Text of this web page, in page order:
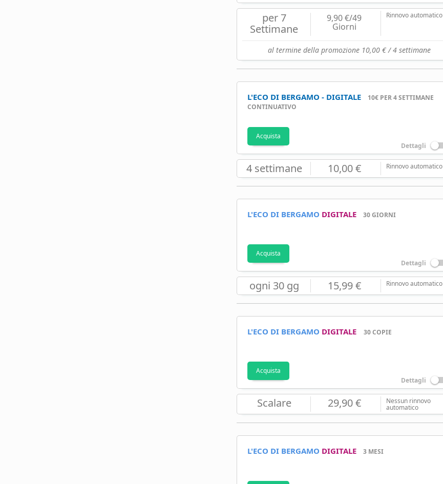
per 7
Settimane
9,90 €/49
Giorni
Rinnovo automatico
al termine della promozione 10,00 € / 4 settimane
L'ECO DI BERGAMO - DIGITALE
10€ PER 4 SETTIMANE
CONTINUATIVO
Acquista
Dettagli
4 settimane 10,00 € Rinnovo automatico
L'ECO DI BERGAMO DIGITALE 30 GIORNI
Acquista
Dettagli
ogni 30 gg 15,99 € Rinnovo automatico
L'ECO DI BERGAMO DIGITALE 30 COPIE
Acquista
Dettagli
Scalare 29,90 € Nessun rinnovo
automatico
L'ECO DI BERGAMO DIGITALE 3 MESI